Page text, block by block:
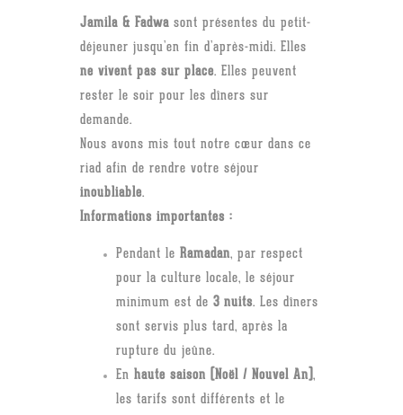
Jamila & Fadwa sont présentes du petit-
déjeuner jusqu’en fin d’après-midi. Elles
ne vivent pas sur place. Elles peuvent
rester le soir pour les dîners sur
demande.
Nous avons mis tout notre cœur dans ce
riad afin de rendre votre séjour
inoubliable.
Informations importantes :
Pendant le Ramadan, par respect
pour la culture locale, le séjour
minimum est de 3 nuits. Les dîners
sont servis plus tard, après la
rupture du jeûne.
En haute saison (Noël / Nouvel An),
les tarifs sont différents et le